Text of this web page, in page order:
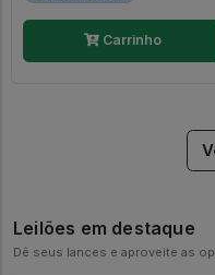
Carrinho
Leilões em destaque
Dê seus lances e aproveite as